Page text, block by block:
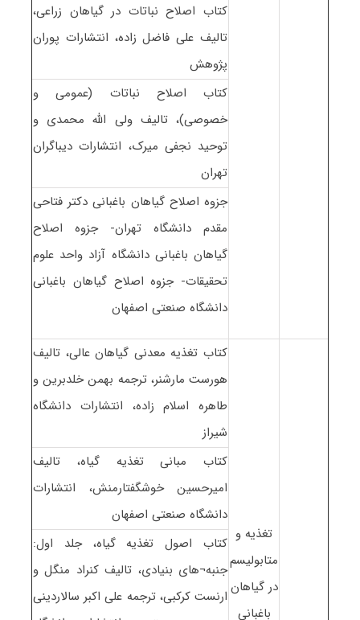
کتاب اصلاح نباتات در گیاهان زراعی،
تالیف علی فاضل زاده، انتشارات پوران
پژوهش
کتاب اصلاح نباتات (عمومی و
خصوصی)، تالیف ولی الله محمدی و
توحید نجفی میرک، انتشارات دیباگران
تهران
جزوه اصلاح گیاهان باغبانی دکتر فتاحی
مقدم دانشگاه تهران- جزوه اصلاح
گیاهان باغبانی دانشگاه آزاد واحد علوم
تحقیقات- جزوه اصلاح گیاهان باغبانی
دانشگاه صنعتی اصفهان
تغذیه و
متابولیسم
در گیاهان
باغبانی
کتاب تغذیه معدنی گیاهان عالی، تالیف
هورست مارشنر، ترجمه بهمن خلدبرین و
طاهره اسلام زاده، انتشارات دانشگاه
شیراز
کتاب مبانی تغذیه گیاه، تالیف
امیرحسین خوشگفتارمنش، انتشارات
دانشگاه صنعتی اصفهان
کتاب اصول تغذیه گیاه، جلد اول:
جنبه¬های بنیادی، تالیف کنراد منگل و
ارنست کرکبی، ترجمه علی اکبر سالاردینی